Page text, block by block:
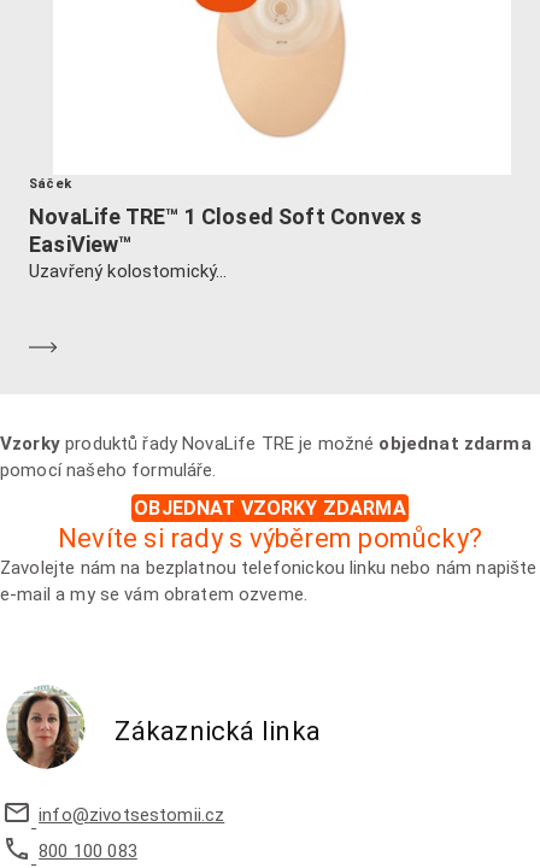
Sáček
NovaLife TRE™ 1 Closed Soft Convex s
EasiView™
Uzavřený kolostomický...
Vzorkyproduktů řady NovaLife TRE je možné objednat zdarma
pomocí našeho formuláře.
OBJEDNAT VZORKY ZDARMA
Nevíte si rady s výběrem pomůcky?
Zavolejte nám na bezplatnou telefonickou linku nebo nám napište
e-mail a my se vám obratem ozveme.
Zákaznická linka
info@zivotsestomii.cz
800 100 083